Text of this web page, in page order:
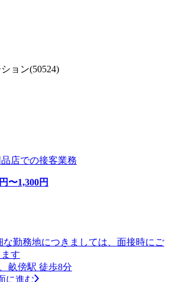
ョン(50524)
店での接客業務
円〜1,300円
勤務地につきましては、面接時にご
す
畝傍駅 徒歩8分
に進む